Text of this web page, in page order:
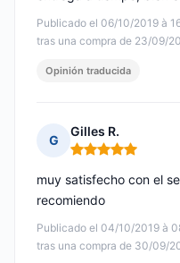
Publicado el 06/10/2019 à
tras una compra de 23/09/
Opinión traducida
G
Gilles R.
Nota: 5 de 5
Publicado el 04/10/2019 à
tras una compra de 30/09/
muy satisfecho con el
recomiendo